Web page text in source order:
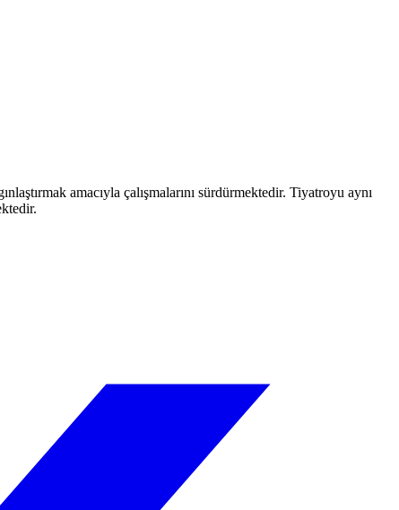
amacıyla çalışmalarını sürdürmektedir. Tiyatroyu aynı